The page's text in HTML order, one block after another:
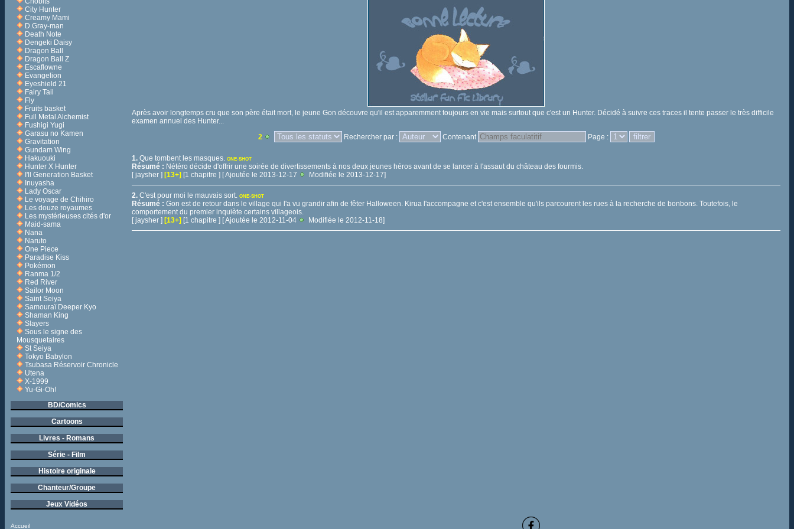
City Hunter
Creamy Mami
D.Gray-man
Death Note
Dengeki Daisy
Dragon Ball
Dragon Ball Z
Escaflowne
Evangelion
Eyeshield 21
Fairy Tail
Fly
Fruits basket
Full Metal Alchemist
Fushigi Yugi
Garasu no Kamen
Gravitation
Gundam Wing
Hakuouki
Hunter X Hunter
I'll Generation Basket
Inuyasha
Lady Oscar
Le voyage de Chihiro
Les douze royaumes
Les mystérieuses cités d'or
Maid-sama
Nana
Naruto
One Piece
Paradise Kiss
Pokémon
Ranma 1/2
Red River
Sailor Moon
Saint Seiya
Samouraï Deeper Kyo
Shaman King
Slayers
Sous le signe des
Mousquetaires
St Seiya
Tokyo Babylon
Tsubasa Réservoir Chronicle
Utena
X-1999
Yu-Gi-Oh!
BD/Comics
Cartoons
Livres - Romans
Série - Film
Histoire originale
Chanteur/Groupe
Jeux Vidéos
Après avoir longtemps cru que son père était mort, le jeune Gon découvre qu'il est apparemment toujours en vie mais surtout que c'est un Hunter. Décidé à suivre ces traces il tente passer le très difficile
examen annuel des Hunter...
2
Rechercher par : Contenant Page :
1. Que tombent les masques. ONE-SHOT
Résumé : Nétéro décide d'offrir une soirée de divertissements à nos deux jeunes héros avant de se lancer à l'assaut du château des fourmis.
[ jaysher ] [13+] [1 chapitre ] [ Ajoutée le 2013-12-17 Modifiée le 2013-12-17]
2. C'est pour moi le mauvais sort. ONE-SHOT
Résumé : Gon est de retour dans le village qui l'a vu grandir afin de fêter Halloween. Kirua l'accompagne et c'est ensemble qu'ils parcourent les rues à la recherche de bonbons. Toutefois, le
comportement du premier inquiète certains villageois.
[ jaysher ] [13+] [1 chapitre ] [ Ajoutée le 2012-11-04 Modifiée le 2012-11-18]
Accueil